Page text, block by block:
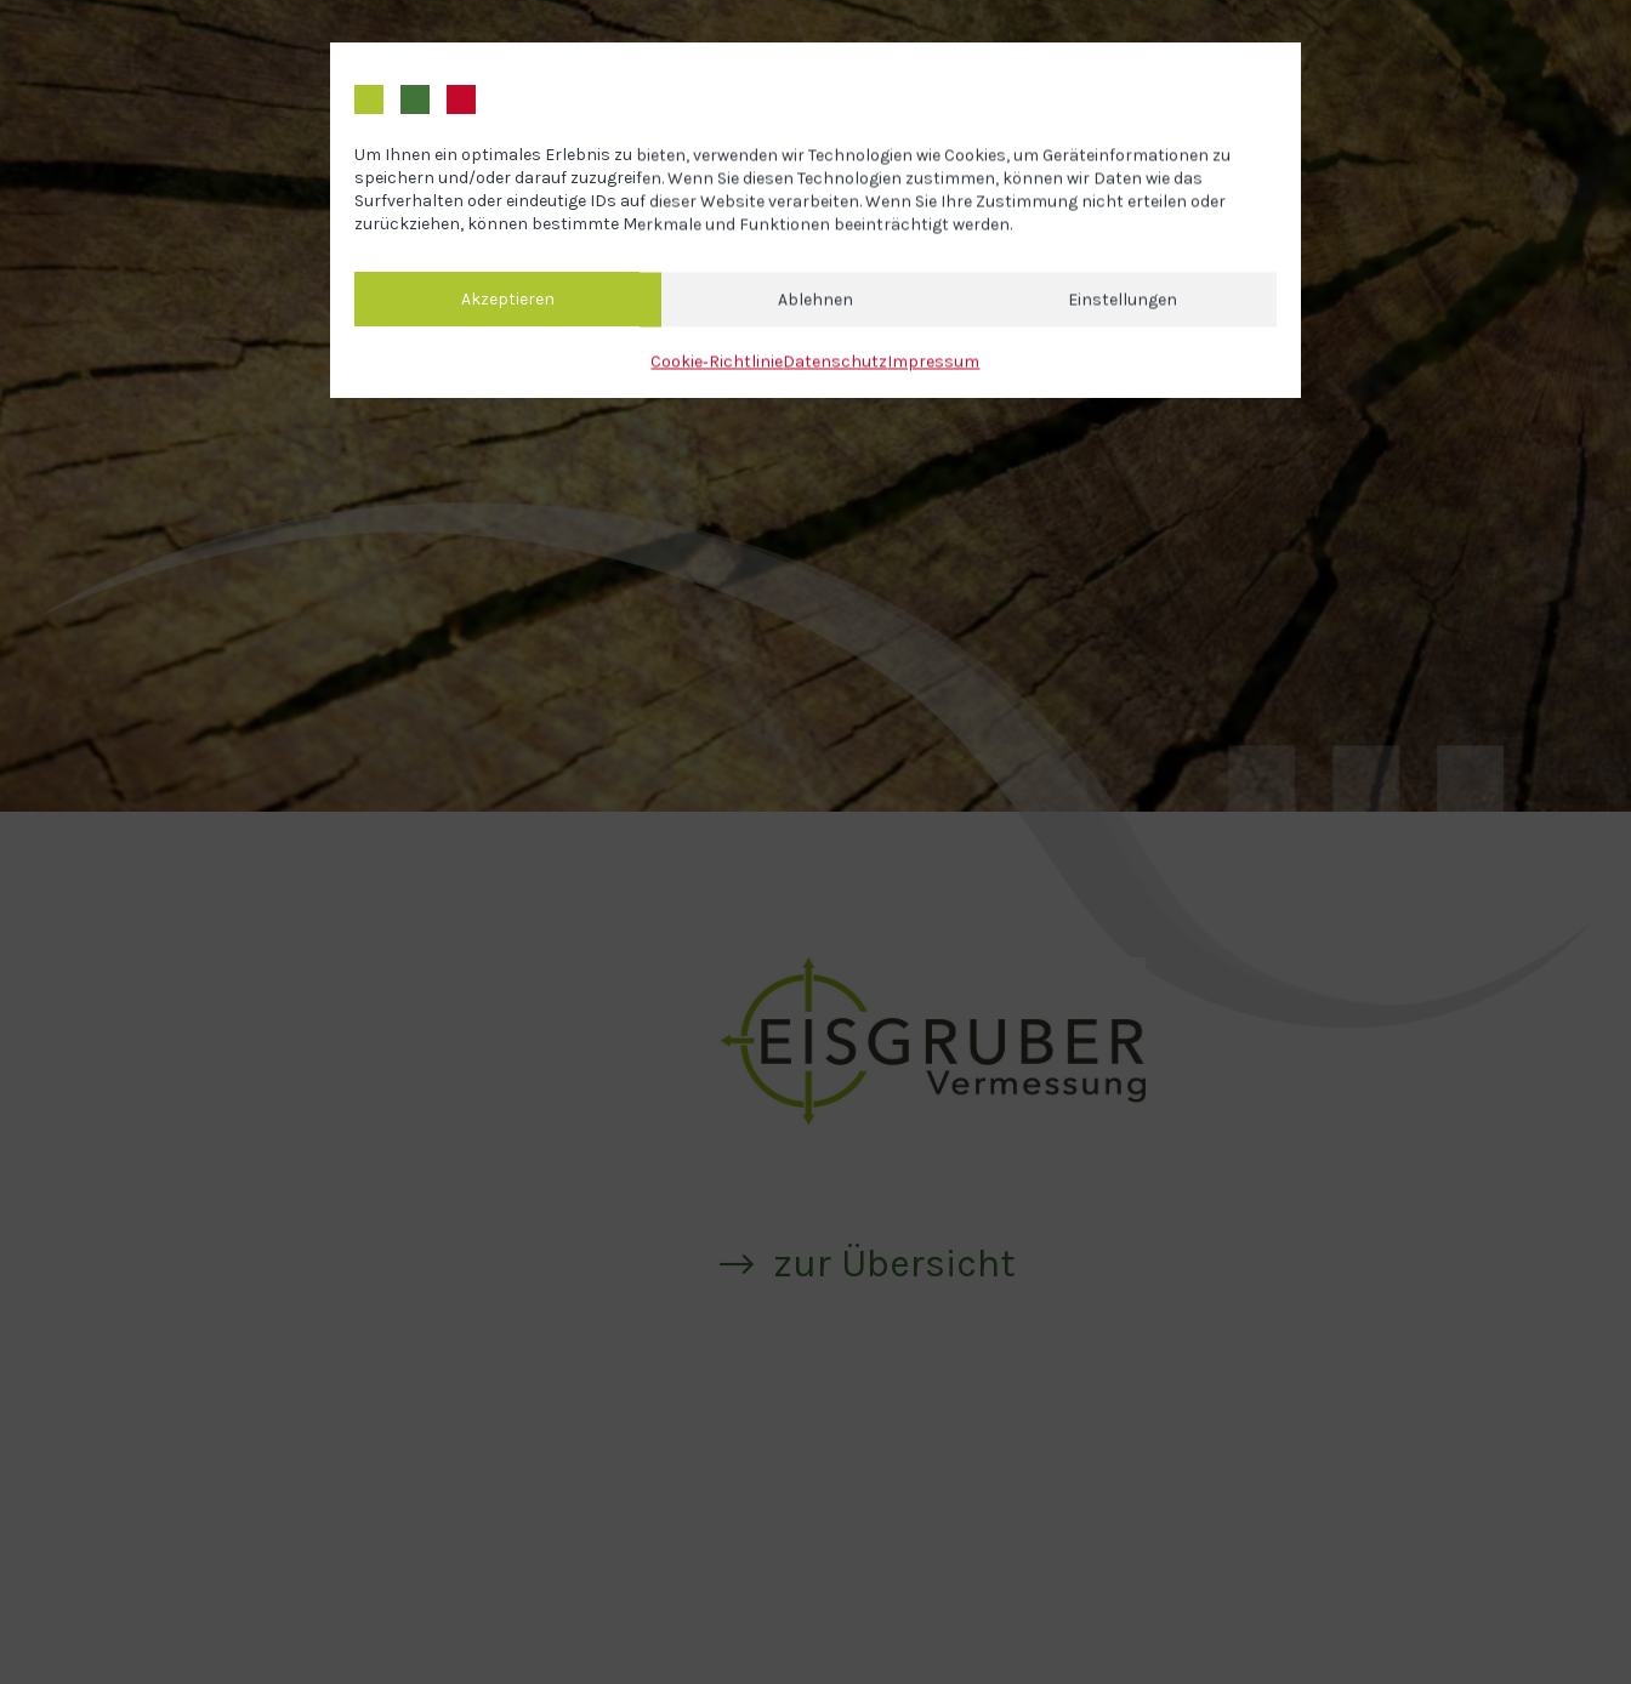
Um Ihnen ein optimales Erlebnis zu bieten, verwenden wir Technologien wie Cookies, um Geräteinformationen zu
speichern und/oder darauf zuzugreifen. Wenn Sie diesen Technologien zustimmen, können wir Daten wie das
Surfverhalten oder eindeutige IDs auf dieser Website verarbeiten. Wenn Sie Ihre Zustimmung nicht erteilen oder
zurückziehen, können bestimmte Merkmale und Funktionen beeinträchtigt werden.
Akzeptieren Ablehnen Einstellungen
Cookie‐RichtlinieDatenschutzImpressum
zur Übersicht